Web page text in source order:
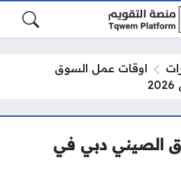
اوقات عمل السوق
الصيني دبي في